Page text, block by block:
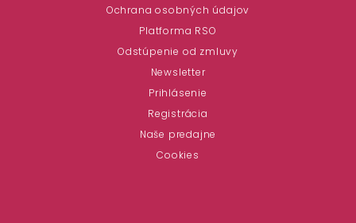
Ochrana osobných údajov
Platforma RSO
Odstúpenie od zmluvy
Newsletter
Prihlásenie
Registrácia
Naše predajne
Cookies